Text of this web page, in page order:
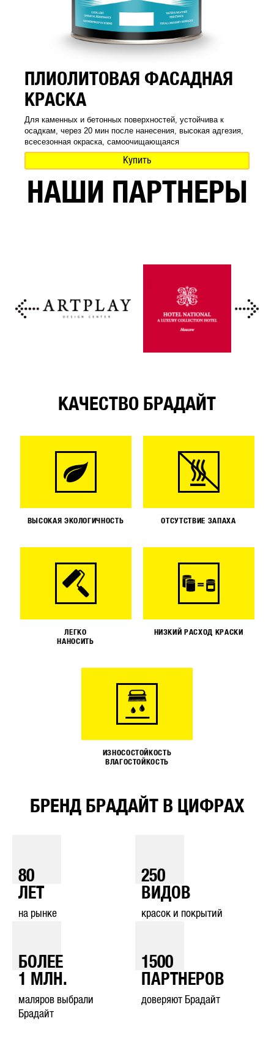
ПЛИОЛИТОВАЯ ФАСАДНАЯ
КРАСКА
Для каменных и бетонных поверхностей, устойчива к
осадкам, через 20 мин после нанесения, высокая адгезия,
всесезонная окраска, самоочищающаяся
Купить
НАШИ ПАРТНЕРЫ
КАЧЕСТВО БРАДАЙТ
ВЫСОКАЯ ЭКОЛОГИЧНОСТЬ ОТСУТСТВИЕ ЗАПАХА
ЛЕГКО
НАНОСИТЬ
НИЗКИЙ РАСХОД КРАСКИ
ИЗНОСОСТОЙКОСТЬ
ВЛАГОСТОЙКОСТЬ
БРЕНД БРАДАЙТ В ЦИФРАХ
80
ЛЕТ
на рынке
250
ВИДОВ
красок и покрытий
БОЛЕЕ
1
МЛН.
маляров выбрали
Брадайт
1500
ПАРТНЕРОВ
доверяют Брадайт